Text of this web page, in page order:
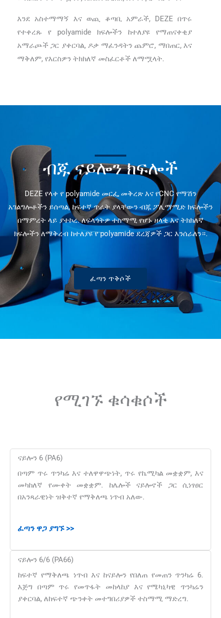
እንደ አስተማማኝ እና ወጪ ቆጣቢ አምራች, DEZE በጥሩ
የተቀረጹ የ polyamide ክፍሎችን ከተለያዩ የማጠናቀቂያ
አማራጮች ጋር ያቀርባል, ዶቃ ማፈንዳትን ጨምሮ, ማበጠር, እና
ማቅለም, የእርስዎን ትክክለኛ መስፈርቶች ለማሟላት.
ብጁ ናይሎን ክፍሎች
DEZE የላቀ የ polyamide መርፌ መቅረጽ እና የCNC የማሽን
አገልግሎቶችን ይሰጣል, ከፍተኛ ጥራት ያላቸውን ብጁ ፖሊማሚድ ክፍሎችን
በማምረት ላይ ያተኮረ. ለፍላጎትዎ ተስማሚ የሆኑ ዘላቂ እና ትክክለኛ
ክፍሎችን ለማቅረብ ከተለያዩ የ polyamide ደረጃዎች ጋር እንሰራለን።.
ፈጣን ጥቅሶች
የሚገኙ ቁሳቁሶች
ናይሎን 6 (PA6)
በጣም ጥሩ ጥንካሬ እና ተለዋዋጭነት, ጥሩ የኬሚካል መቋቋም, እና
መካከለኛ የሙቀት መቋቋም. ከሌሎች ናይሎኖች ጋር ሲነፃፀር
በአንጻራዊነት ዝቅተኛ የማቅለጫ ነጥብ አለው.
ፈጣን ዋጋ ያግኙ >>
ናይሎን 6/6 (PA66)
ከፍተኛ የማቅለጫ ነጥብ እና ከናይሎን የበለጠ የመጠን ጥንካሬ 6.
እጅግ በጣም ጥሩ የመጥፋት መከላከያ እና የሜካኒካዊ ጥንካሬን
ያቀርባል, ለከፍተኛ ጭንቀት መተግበሪያዎች ተስማሚ ማድረግ.